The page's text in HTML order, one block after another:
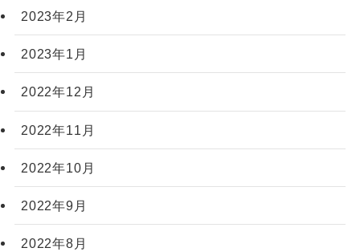
2023年2月
2023年1月
2022年12月
2022年11月
2022年10月
2022年9月
2022年8月